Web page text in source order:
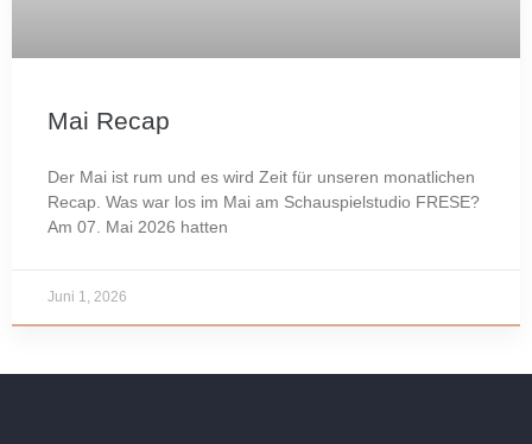
Mai Recap
Der Mai ist rum und es wird Zeit für unseren monatlichen
Recap. Was war los im Mai am Schauspielstudio FRESE?
Am 07. Mai 2026 hatten
Juni 1, 2026